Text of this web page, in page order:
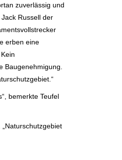
zuverlässig und
Russell der
erben eine
Baugenehmigung.
bemerkte Teufel
„Naturschutzgebiet